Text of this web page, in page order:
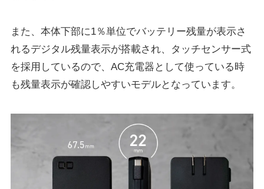
また、本体下部に1％単位でバッテリー残量が表示さ
れるデジタル残量表示が搭載され、タッチセンサー式
を採用しているので、AC充電器として使っている時
も残量表示が確認しやすいモデルとなっています。